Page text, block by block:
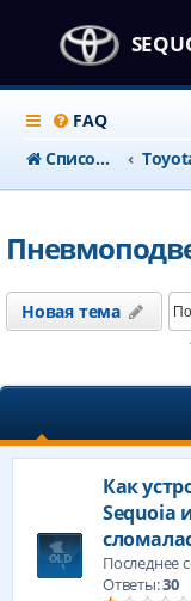
FAQ
Список форумов
Новая тема
Как
Sequoia
Последнее
Ответы:30